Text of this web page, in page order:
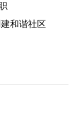
和谐社区